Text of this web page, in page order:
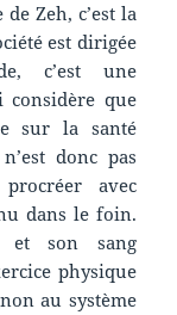
Zeh, c’est la
est dirigée
c’est une
considère que
sur la santé
donc pas
avec
dans le foin.
son sang
physique
au système